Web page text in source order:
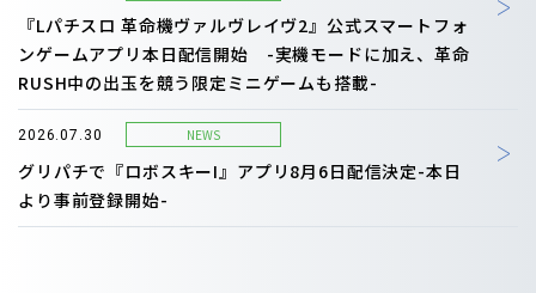
『Lパチスロ 革命機ヴァルヴレイヴ2』公式スマートフォ
ンゲームアプリ本日配信開始 -実機モードに加え、革命
RUSH中の出玉を競う限定ミニゲームも搭載-
2026.07.30 NEWS
グリパチで『ロボスキーI』アプリ8月6日配信決定-本日
より事前登録開始-